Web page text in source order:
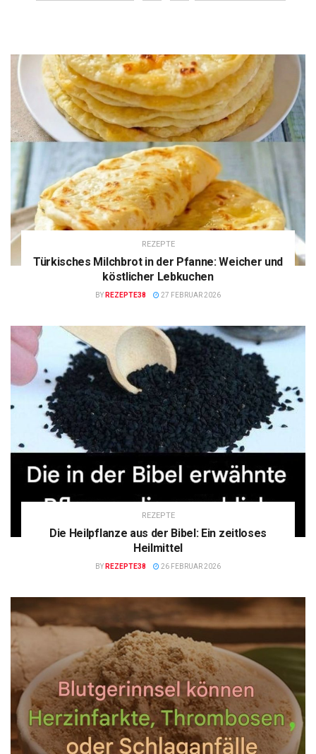
REZEPTE
Türkisches Milchbrot in der Pfanne: Weicher und
köstlicher Lebkuchen
BY REZEPTE38 27 FEBRUAR 2026
REZEPTE
Die Heilpflanze aus der Bibel: Ein zeitloses
Heilmittel
BY REZEPTE38 26 FEBRUAR 2026